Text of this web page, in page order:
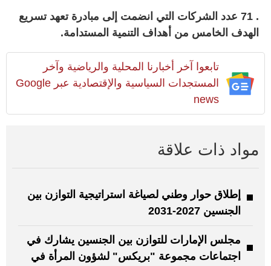
. 71 عدد الشركات التي انضمت إلى مبادرة تعهد تسريع
الهدف الخامس من أهداف التنمية المستدامة.
تابعوا آخر أخبارنا المحلية والرياضية وآخر
المستجدات السياسية والإقتصادية عبر Google
news
مواد ذات علاقة
إطلاق حوار وطني لصياغة استراتيجية التوازن بين
الجنسين 2027-2031
مجلس الإمارات للتوازن بين الجنسين يشارك في
اجتماعات مجموعة "بريكس" لشؤون المرأة في